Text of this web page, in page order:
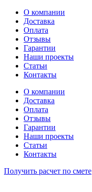
Перейти
содержимому
О компании
Доставка
Оплата
Отзывы
Гарантии
Наши проекты
Статьи
Контакты
О компании
Доставка
Оплата
Отзывы
Гарантии
Наши проекты
Статьи
Контакты
Получить расчет по смете